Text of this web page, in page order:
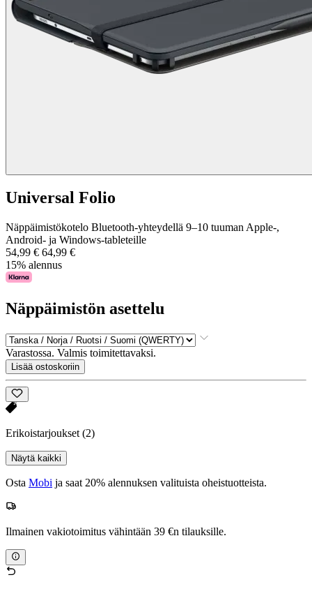
Universal Folio
Näppäimistökotelo Bluetooth-yhteydellä 9–10 tuuman Apple-,
Android- ja Windows-tableteille
54,99 € 64,99 €
15% alennus
Näppäimistön asettelu
Varastossa. Valmis toimitettavaksi.
Lisää ostoskoriin
Erikoistarjoukset(2)
Näytä kaikki
Osta Mobi ja saat 20% alennuksen valituista oheistuotteista.
Ilmainen vakiotoimitus vähintään 39 €n tilauksille.